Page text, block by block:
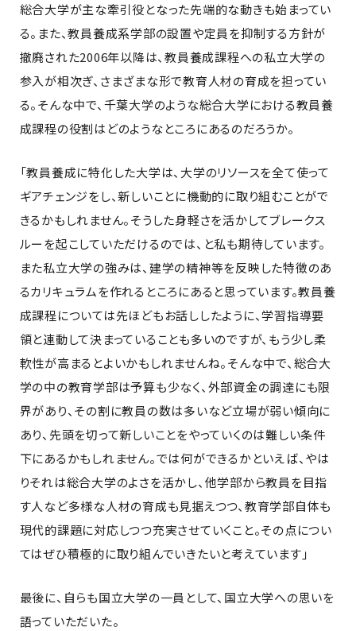
総合大学が主な牽引役となった先端的な動きも始まってい
る。また、教員養成系学部の設置や定員を抑制する方針が
撤廃された2006年以降は、教員養成課程への私立大学の
参入が相次ぎ、さまざまな形で教育人材の育成を担ってい
る。そんな中で、千葉大学のような総合大学における教員養
成課程の役割はどのようなところにあるのだろうか。
「教員養成に特化した大学は、大学のリソースを全て使って
ギアチェンジをし、新しいことに機動的に取り組むことがで
きるかもしれません。そうした身軽さを活かしてブレークス
ルーを起こしていただけるのでは、と私も期待しています。
また私立大学の強みは、建学の精神等を反映した特徴のあ
るカリキュラムを作れるところにあると思っています。教員養
成課程については先ほどもお話ししたように、学習指導要
領と連動して決まっていることも多いのですが、もう少し柔
軟性が高まるとよいかもしれませんね。そんな中で、総合大
学の中の教育学部は予算も少なく、外部資金の調達にも限
界があり、その割に教員の数は多いなど立場が弱い傾向に
あり、先頭を切って新しいことをやっていくのは難しい条件
下にあるかもしれません。では何ができるかといえば、やは
りそれは総合大学のよさを活かし、他学部から教員を目指
す人など多様な人材の育成も見据えつつ、教育学部自体も
現代的課題に対応しつつ充実させていくこと。その点につい
てはぜひ積極的に取り組んでいきたいと考えています」
最後に、自らも国立大学の一員として、国立大学への思いを
語っていただいた。